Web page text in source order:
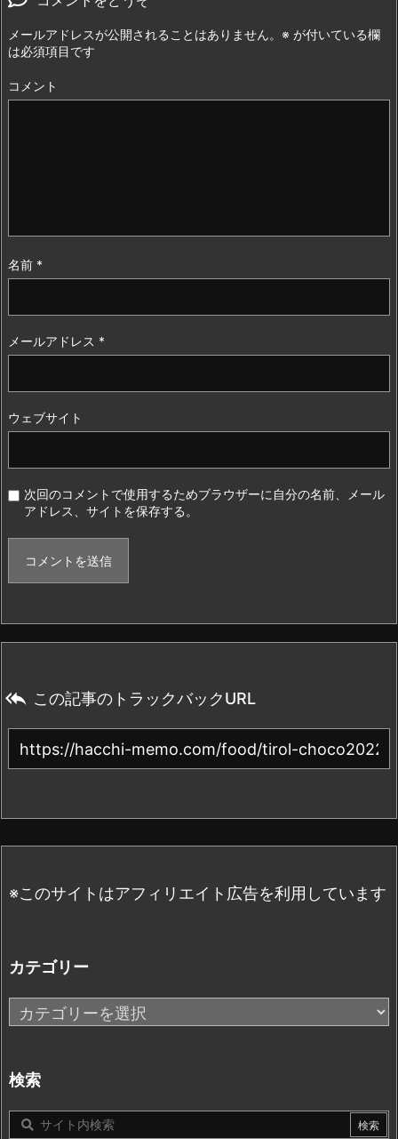
メールアドレスが公開されることはありません。 ※ が付いている欄
は必須項目です
コメント
名前 *
メールアドレス *
ウェブサイト
次回のコメントで使用するためブラウザーに自分の名前、メール
アドレス、サイトを保存する。
 この記事のトラックバックURL
※このサイトはアフィリエイト広告を利用しています
カテゴリー
カ
テ
リ
ー
検索